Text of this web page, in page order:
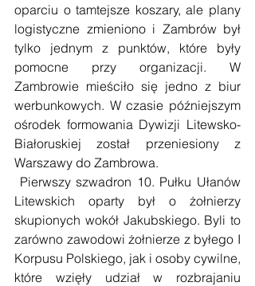
oparciu o tamtejsze koszary, ale plany
logistyczne zmieniono i Zambrów był
tylko jednym z punktów, które były
pomocne przy organizacji. W
Zambrowie mieściło się jedno z biur
werbunkowych. W czasie późniejszym
ośrodek formowania Dywizji Litewsko-
Białoruskiej został przeniesiony z
Warszawy do Zambrowa.
Litewskich oparty był o żołnierzy
skupionych wokół Jakubskiego. Byli to
zarówno zawodowi żołnierze z byłego I
Korpusu Polskiego, jak i osoby cywilne,
które wzięły udział w rozbrajaniu